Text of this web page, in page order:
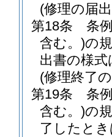
(修理の届
第18条
条
含む。)の
出書の様式
(修理終了
第19条
条
含む。)の
了したと